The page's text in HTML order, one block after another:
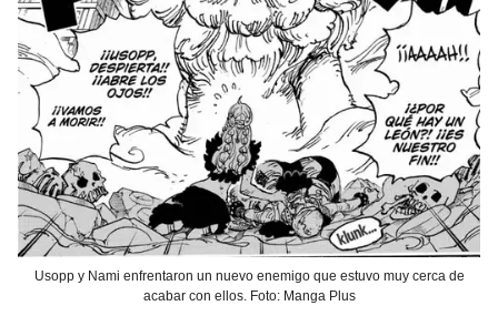
Usopp y Nami enfrentaron un nuevo enemigo que estuvo muy cerca de
acabar con ellos. Foto: Manga Plus